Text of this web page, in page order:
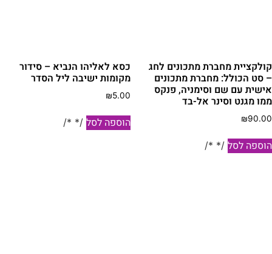
מחברת מתכונים לחג
סט הכולל: מחברת מתכונים
עם שם וסימניה, פנקס
מגנט וסינר אל-בד
₪
לסל /* */
כסא לאליהו הנביא – סידור
מקומות ישיבה ליל הסדר
₪5.00
הוספה לסל /* */